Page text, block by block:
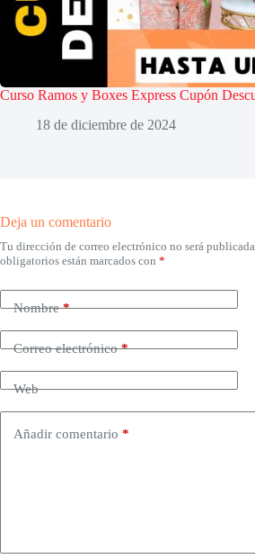
Curso Ramos y Boxes Express Cupón
18 de diciembre de 2024
Deja un comentario
Tu dirección de correo electrónico no será
obligatorios están marcados con *
Nombre*
Correo electrónico*
Web
Añadir comentario *